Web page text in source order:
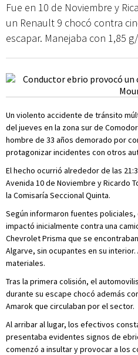
Fue en 10 de Noviembre y
un Renault 9 chocó contra
escapar. Manejaba con 1,85
Un violento accidente de tránsito
del jueves en la zona sur de
hombre de 33 años demorado por
protagonizar incidentes con otros
El hecho ocurrió alrededor de las
Avenida 10 de Noviembre y Ricardo
la Comisaría Seccional Quinta.
Según informaron fuentes policiales,
impactó inicialmente contra una
Chevrolet Prisma que se
Algarve, sin ocupantes en su
materiales.
Tras la primera colisión, el
durante su escape chocó además
Amarok que circulaban por el sector.
Al arribar al lugar, los efectivos
presentaba evidentes signos de
comenzó a insultar y provocar a los